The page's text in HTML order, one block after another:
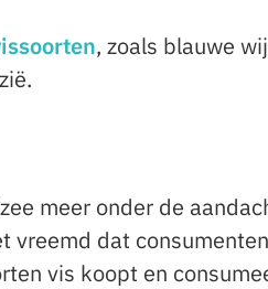
, zoals blauwe
meer onder de
vreemd dat
vis koopt en